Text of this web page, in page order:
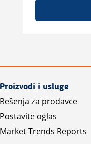
Proizvodi i usluge
Rešenja za prodavce
Postavite oglas
Market Trends Reports